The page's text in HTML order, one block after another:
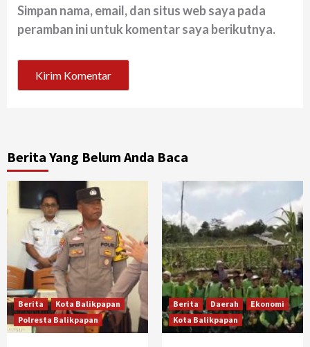
Simpan nama, email, dan situs web saya pada
peramban ini untuk komentar saya berikutnya.
Berita Yang Belum Anda Baca
Berita
Kota Balikpapan
Polresta Balikpapan
Berita Daerah
Ekonomi
Kota Balikpapan